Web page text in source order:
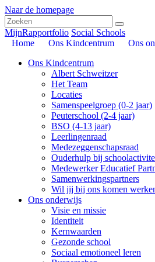
Naar de homepage
MijnRapportfolio Social Schools
Home
Ons Kindcentrum Ons
Ons Kindcentrum
Albert Schweitzer
Het Team
Locaties
Samenspeelgroep (0-2 jaar)
Peuterschool (2-4 jaar)
BSO (4-13 jaar)
Leerlingenraad
Medezeggenschapsraad
Ouderhulp bij
Medewerker Educatief
Samenwerkingspartners
Wil jij bij ons komen
Ons onderwijs
Visie en missie
Identiteit
Kernwaarden
Gezonde school
Sociaal emotioneel leren